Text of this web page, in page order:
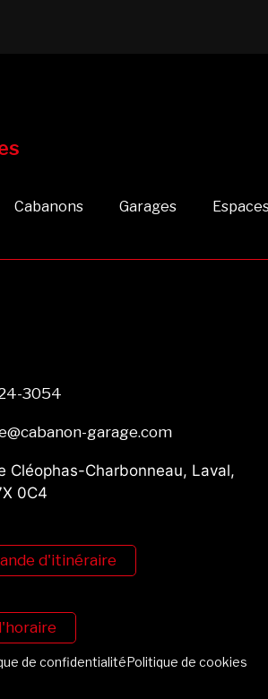
Cabanons Garages
3054
garage.com
Cléophas-Charbonneau, Laval,
0C4
d'itinéraire
l'horaire
de confidentialitéPolitique de cookies